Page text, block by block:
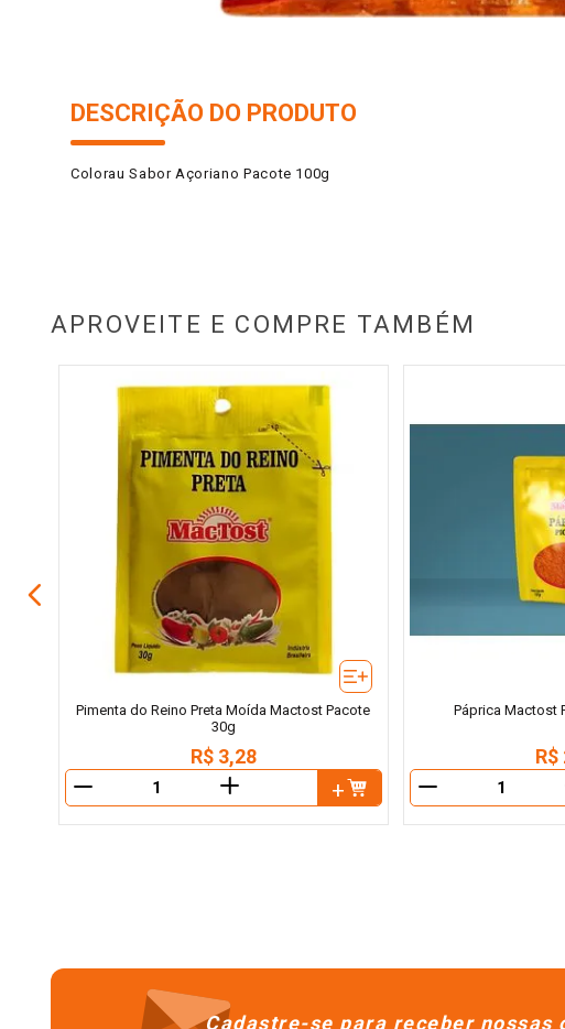
DESCRIÇÃO DO PRODUTO
Colorau Sabor Açoriano Pacote 100g
APROVEITE E COMPRE TAMBÉM
Pimenta do Reino Preta Moída Mactost Pacote
30g
R$ 3,28
＋
Páprica Mactost
R$
Cadastre-se para receber nossas